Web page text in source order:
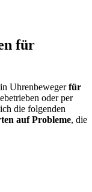
für
Uhrenbewegerfür
oder per
die folgenden
auf Probleme, die